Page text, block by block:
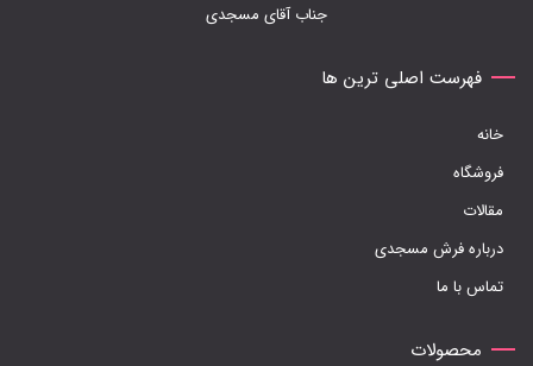
جناب آقای مسجدی
فهرست اصلی ترین ها
خانه
فروشگاه
مقالات
درباره فرش مسجدی
تماس با ما
محصولات